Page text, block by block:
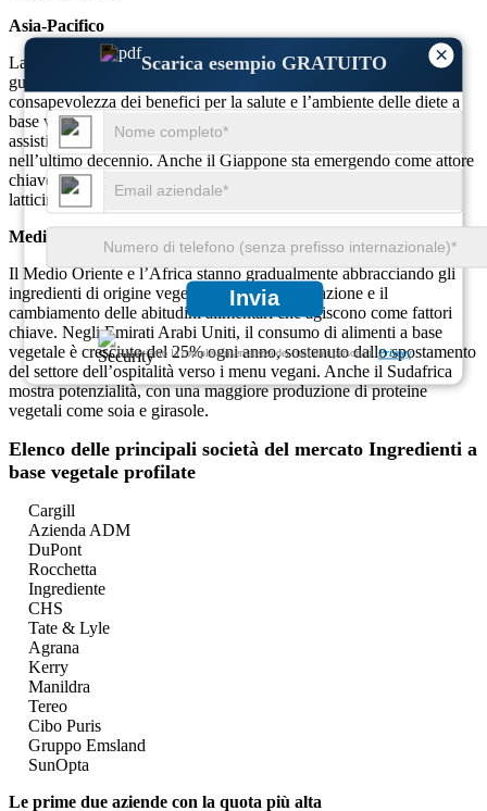
×
Scarica esempio GRATUITO
Invia
Garantiamo la completa riservatezza dei tuoi dati personali. Privacy
Asia-Pacifico
La regione dell’Asia-Pacifico sta vivendo una rapida crescita,
guidata dall’aumento dei redditi disponibili e dalla crescente
consapevolezza dei benefici per la salute e l’ambiente delle diete a
base vegetale. Cina e India guidano il mercato, con l’India che ha
assistito ad un aumento del 360% nell’adozione di alimenti vegani
nell’ultimo decennio. Anche il Giappone sta emergendo come attore
chiave, in particolare nel
latticini.
Medio Oriente e Africa
Il Medio Oriente e l’Africa stanno gradualmente abbracciando gli
ingredienti di origine vegetale, con l’urbanizzazione e il
cambiamento delle abitudini alimentari che agiscono come fattori
chiave. Negli Emirati Arabi Uniti, il consumo di alimenti a base
vegetale è cresciuto del 25% ogni anno, sostenuto dallo spostamento
del settore dell’ospitalità verso i menu vegani. Anche il Sudafrica
mostra potenzialità, con una maggiore produzione di proteine ​​
vegetali come soia e girasole.
Elenco delle principali società del mercato Ingredienti a
base vegetale profilate
Cargill
Azienda ADM
DuPont
Rocchetta
Ingrediente
CHS
Tate & Lyle
Agrana
Kerry
Manildra
Tereo
Cibo Puris
Gruppo Emsland
SunOpta
Le prime due aziende con la quota più alta